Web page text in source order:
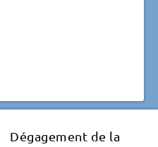
Dégagement de la